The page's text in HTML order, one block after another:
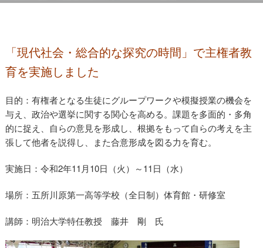
主権者教育
「現代社会・総合的な探究の時間」で主権者教
育を実施しました
目的：有権者となる生徒にグループワークや模擬授業の機会を
与え、政治や選挙に関する関心を高める。課題を多面的・多角
的に捉え、自らの意見を形成し、根拠をもって自らの考えを主
張して他者を説得し、また合意形成を図る力を育む。
実施日：令和2年11月10日（火）～11日（水）
場所：五所川原第一高等学校（全日制）体育館・研修室
講師：明治大学特任教授 藤井 剛 氏